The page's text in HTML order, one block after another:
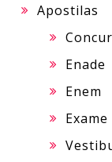
Apostilas
Enade
Enem
Exame